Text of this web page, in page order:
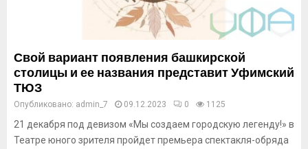
Свой вариант появления башкирской
столицы и ее названия представит Уфимский
ТЮЗ
Опубликовано: admin_7 09.12.2023 0 1125
21 декабря под девизом «Мы создаем городскую легенду!» в
Театре юного зрителя пройдет премьера спектакля-обряда